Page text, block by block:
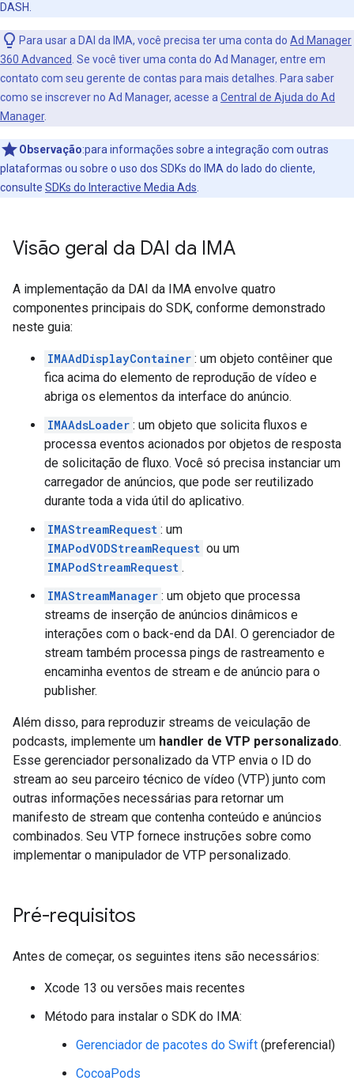
DASH.
Para usar a DAI da IMA, você precisa ter uma conta do Ad Manager
360 Advanced . Se você tiver uma conta do Ad Manager, entre em
contato com seu gerente de contas para mais detalhes. Para saber
como se inscrever no Ad Manager, acesse a Central de Ajuda do Ad
Manager.
Observação:para informações sobre a integração com outras
plataformas ou sobre o uso dos SDKs do IMA do lado do cliente,
consulte SDKs do Interactive Media Ads
Visão geral da DAI da IMA
A implementação da DAI da IMA envolve quatro
componentes principais do SDK, conforme demonstrado
neste guia:
IMAAdDisplayContainer : um objeto contêiner que
fica acima do elemento de reprodução de vídeo e
abriga os elementos da interface do anúncio.
IMAAdsLoader : um objeto que solicita fluxos e
processa eventos acionados por objetos de resposta
de solicitação de fluxo. Você só precisa instanciar um
carregador de anúncios, que pode ser reutilizado
durante toda a vida útil do aplicativo.
IMAStreamRequest : um
IMAPodVODStreamRequest ou um
IMAPodStreamRequest .
IMAStreamManager : um objeto que processa
streams de inserção de anúncios dinâmicos e
interações com o back-end da DAI. O gerenciador de
stream também processa pings de rastreamento e
encaminha eventos de stream e de anúncio para o
publisher.
Além disso, para reproduzir streams de veiculação de
podcasts, implemente um handler de VTP personalizado.
Esse gerenciador personalizado da VTP envia o ID do
stream ao seu parceiro técnico de vídeo (VTP) junto com
outras informações necessárias para retornar um
manifesto de stream que contenha conteúdo e anúncios
combinados. Seu VTP fornece instruções sobre como
implementar o manipulador de VTP personalizado.
Pré-requisitos
Antes de começar, os seguintes itens são necessários:
Xcode 13 ou versões mais recentes
Método para instalar o SDK do IMA:
Gerenciador de pacotes do Swift (preferencial)
CocoaPods